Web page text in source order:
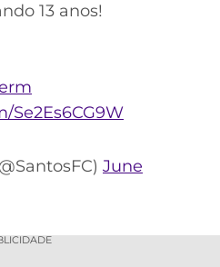
13 anos!
Se2Es6CG9W
June